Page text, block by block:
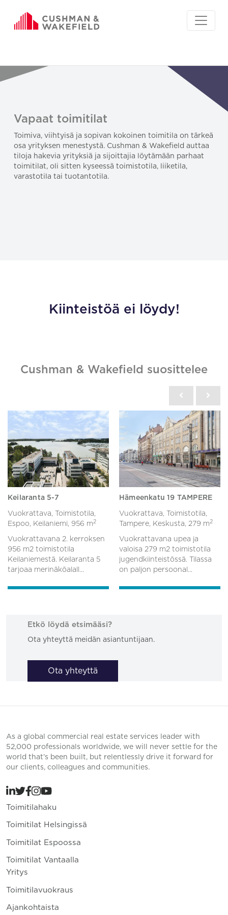
Vapaat toimitilat
Toimiva, viihtyisä ja sopivan kokoinen toimitila on tärkeä
osa yrityksen menestystä. Cushman & Wakefield auttaa
tiloja hakevia yrityksiä ja sijoittajia löytämään parhaat
toimitilat, oli sitten kyseessä toimistotila, liiketila,
varastotila tai tuotantotila.
Kiinteistöä ei löydy!
Cushman & Wakefield suosittelee
Keilaranta 5-7
Vuokrattava, Toimistotila,
Espoo, Keilaniemi, 956 m 2
Vuokrattavana 2. kerroksen
956 m2 toimistotila
Keilaniemestä. Keilaranta 5
tarjoaa merinäköalall...
Hämeenkatu 19 TAMPERE
Vuokrattava, Toimistotila,
Tampere, Keskusta, 279 m 2
Vuokrattavana upea ja
valoisa 279 m2 toimistotila
jugendkiinteistössä. Tilassa
on paljon persoonal...
Etkö löydä etsimääsi?
Ota yhteyttä meidän asiantuntijaan.
Ota yhteyttä
As a global commercial real estate services leader with
52,000 professionals worldwide, we will never settle for the
world that’s been built, but relentlessly drive it forward for
our clients, colleagues and communities.
Toimitilahaku
Toimitilat Helsingissä
Toimitilat Espoossa
Toimitilat Vantaalla
Yritys
Toimitilavuokraus
Ajankohtaista